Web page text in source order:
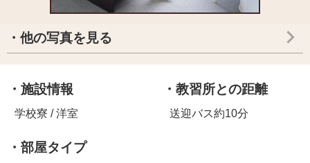
・他の写真を見る
・施設情報
学校寮 / 洋室
・教習所との距離
送迎バス約10分
・部屋タイプ